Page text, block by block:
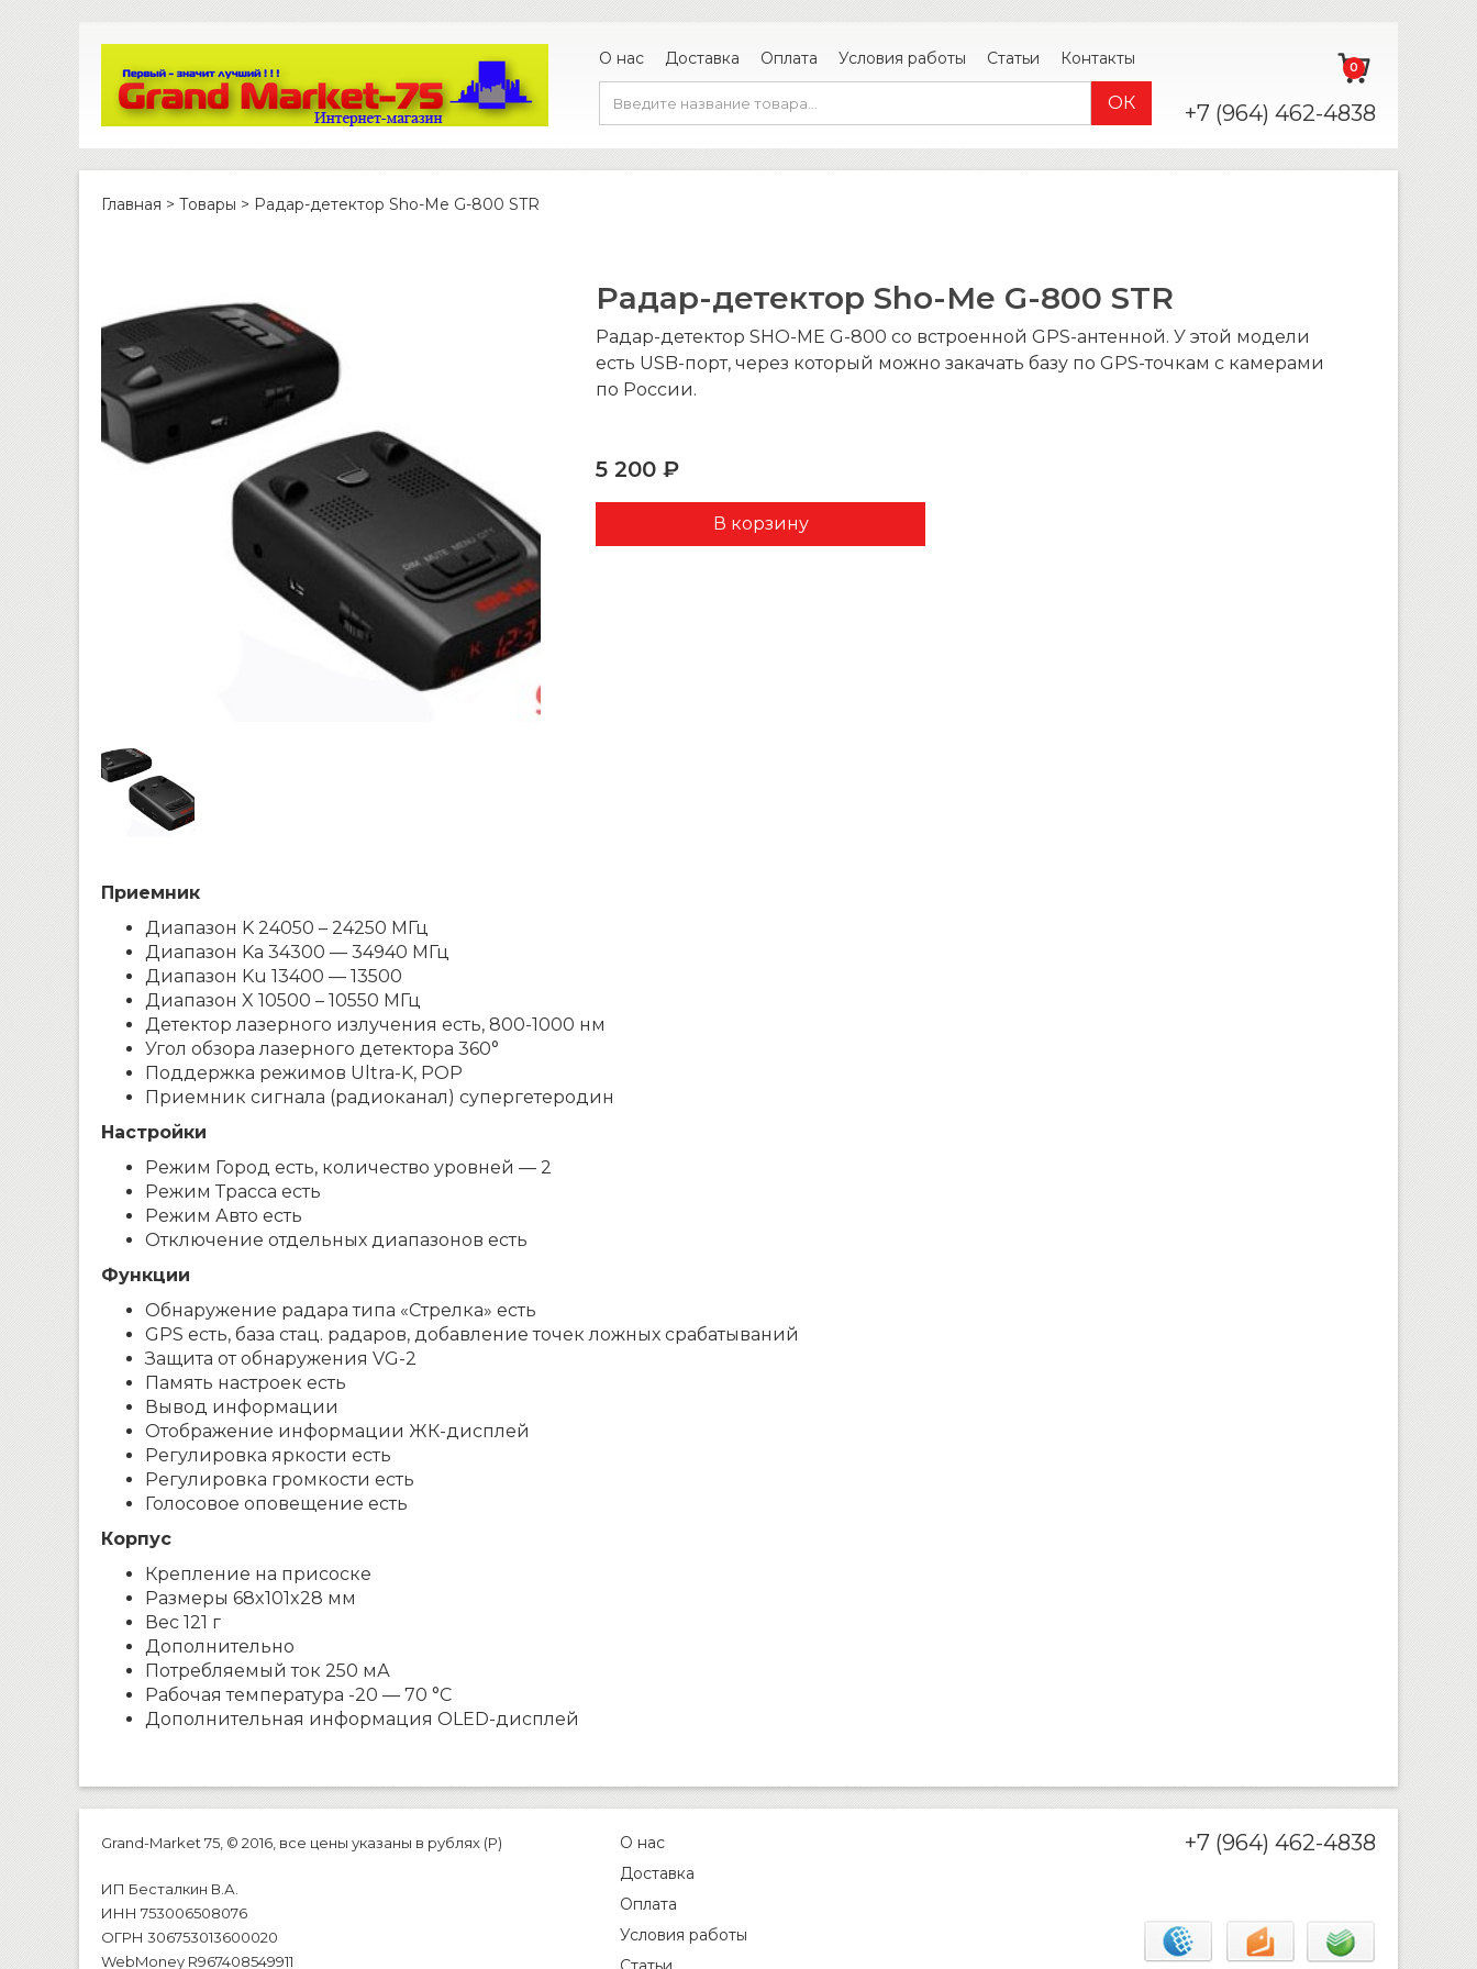
О нас Доставка Оплата Условия работы Статьи Контакты 0
+7 (964) 462-4838
Главная > Товары > Радар-детектор Sho-Me G-800 STR
Радар-детектор Sho-Me G-800 STR
Радар-детектор SHO-ME G-800 со встроенной GPS-антенной. У этой модели
есть USB-порт, через который можно закачать базу по GPS-точкам с камерами
по России.
5 200 ₽
Приемник
Диапазон K 24050 – 24250 МГц
Диапазон Ka 34300 — 34940 МГц
Диапазон Ku 13400 — 13500
Диапазон X 10500 – 10550 МГц
Детектор лазерного излучения есть, 800-1000 нм
Угол обзора лазерного детектора 360°
Поддержка режимов Ultra-K, POP
Приемник сигнала (радиоканал) супергетеродин
Настройки
Режим Город есть, количество уровней — 2
Режим Трасса есть
Режим Авто есть
Отключение отдельных диапазонов есть
Функции
Обнаружение радара типа «Стрелка» есть
GPS есть, база стац. радаров, добавление точек ложных срабатываний
Защита от обнаружения VG-2
Память настроек есть
Вывод информации
Отображение информации ЖК-дисплей
Регулировка яркости есть
Регулировка громкости есть
Голосовое оповещение есть
Корпус
Крепление на присоске
Размеры 68x101x28 мм
Вес 121 г
Дополнительно
Потребляемый ток 250 мА
Рабочая температура -20 — 70 °C
Дополнительная информация OLED-дисплей
Grand-Market 75, © 2016, все цены указаны в рублях (P)
ИП Бесталкин В.А.
ИНН 753006508076
ОГРН 306753013600020
WebMoney R967408549911
О нас
Доставка
Оплата
Условия работы
+7 (964) 462-4838